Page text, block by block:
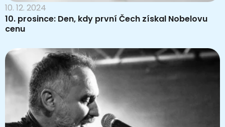
10. 12. 2024
10. prosince: Den, kdy první Čech získal Nobelovu
cenu